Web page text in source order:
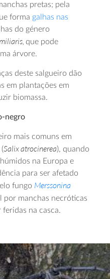
pretas; pela
forma galhas nas
do género
que pode
árvore.
deste salgueiro dão
em plantações em
biomassa.
negro
mais comuns em
Salix atrocinerea), quando
na Europa e
para ser afetado
fungo Merssonina
por manchas necróticas
na casca.